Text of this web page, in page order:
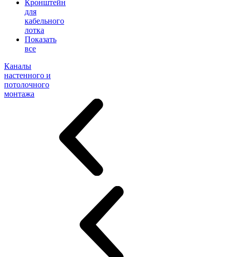
Кронштейн
для
кабельного
лотка
Показать
все
Каналы
настенного и
потолочного
монтажа